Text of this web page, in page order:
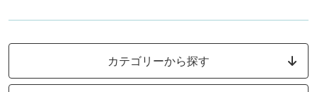
カテゴリーから探す